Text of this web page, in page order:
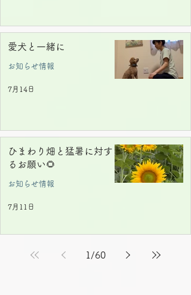
愛犬と一緒に
お知らせ情報
7月14日
ひまわり畑と猛暑に対す
るお願い🌻
お知らせ情報
7月11日
1/60